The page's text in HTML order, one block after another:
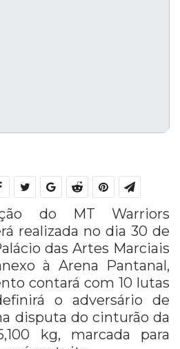
do MT Warriors
realizada no dia 30 de
das Artes Marciais
à Arena Pantanal,
contará com 10 lutas
o adversário de
disputa do cinturão da
kg, marcada para